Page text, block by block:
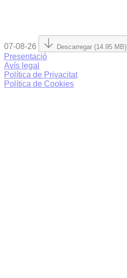
07-08-26 Descarregar (14.95 MB)
Presentació
Avís legal
Política de Privacitat
Política de Cookies